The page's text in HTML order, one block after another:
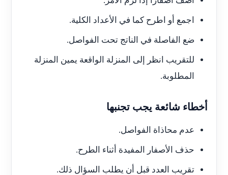
اجمع أو اطرح كما في الأعداد الكلية.
ضع الفاصلة في الناتج تحت الفواصل.
للتقريب انظر إلى المنزلة الواقعة يمين المنزلة
المطلوبة.
أخطاء شائعة يجب تجنبها
عدم محاذاة الفواصل.
حذف الأصفار المفيدة أثناء الطرح.
تقريب العدد قبل أن يطلب السؤال ذلك.